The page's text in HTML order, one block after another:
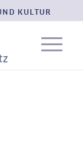
KULTUR